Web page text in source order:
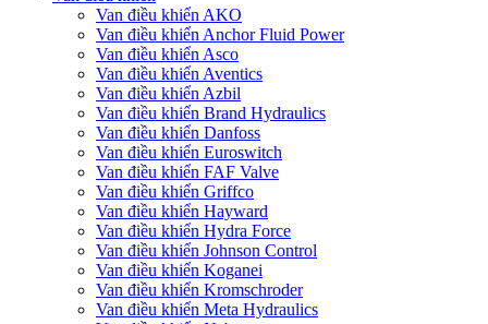
Van điều khiển AKO
Van điều khiển Anchor Fluid Power
Van điều khiển Asco
Van điều khiển Aventics
Van điều khiển Azbil
Van điều khiển Brand Hydraulics
Van điều khiển Danfoss
Van điều khiển Euroswitch
Van điều khiển FAF Valve
Van điều khiển Griffco
Van điều khiển Hayward
Van điều khiển Hydra Force
Van điều khiển Johnson Control
Van điều khiển Koganei
Van điều khiển Kromschroder
Van điều khiển Meta Hydraulics